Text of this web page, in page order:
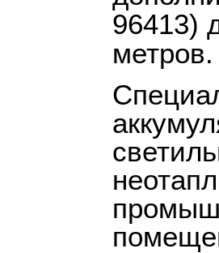
96413)
метров.